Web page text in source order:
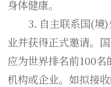
身体健康。
3. 自主联系国(境
业并获得正式邀请。
应为世界排名前100
机构或企业。如拟接